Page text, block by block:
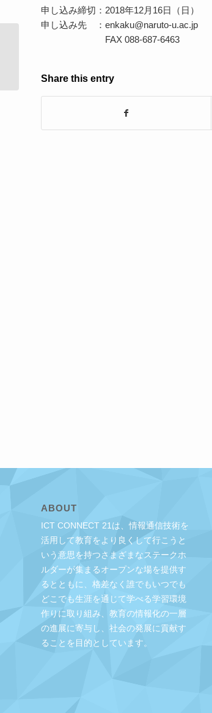
申し込み締切：2018年12月16日（日）
申し込み先 ：enkaku@naruto-u.ac.jp
FAX 088-687-6463
Share this entry
ABOUT
ICT CONNECT 21は、情報通信技術を
活用して教育をより良くして行こうと
いう意思を持つさまざまなステークホ
ルダーが集まるオープンな場を提供す
るとともに、格差なく誰でもいつでも
どこでも生涯を通じて学べる学習環境
作りに取り組み、教育の情報化の一層
の進展に寄与し、社会の発展に貢献す
ることを目的としています。